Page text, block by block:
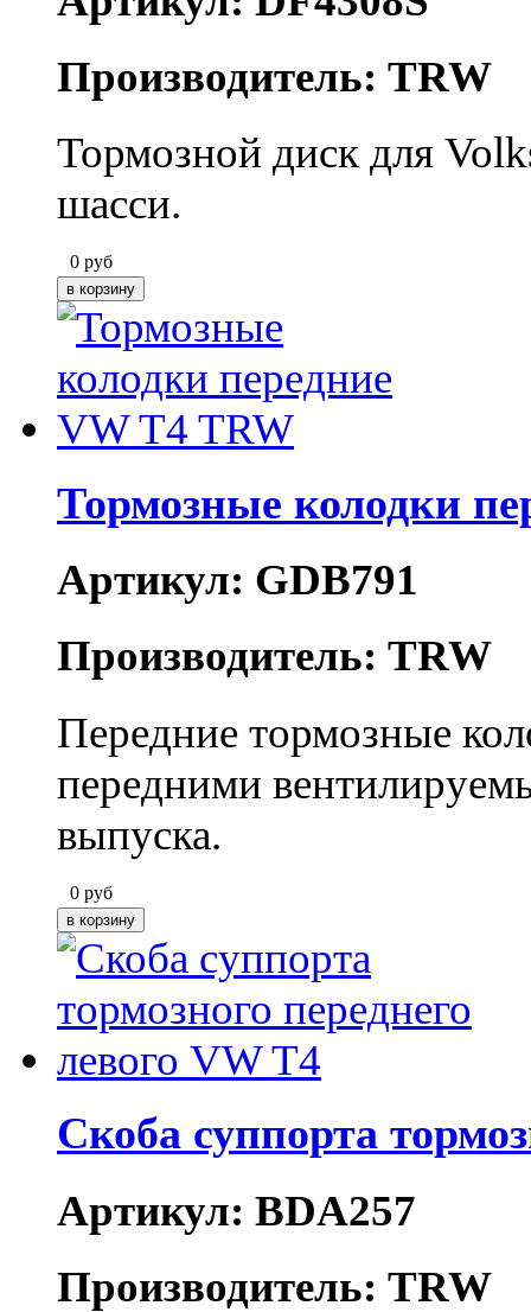
Производитель: TRW
Тормозной диск для
шасси.
0 руб
Тормозные колодки
Артикул: GDB791
Производитель: TRW
Передние тормозные
передними
выпуска.
0 руб
Скоба суппорта
Артикул: BDA257
Производитель: TRW